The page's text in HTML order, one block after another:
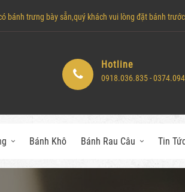
trưng bày sẵn,quý khách vui lòng đặt bánh
Hotline
0918.036.835 -
Bánh Khô Bánh Rau Câu Tin